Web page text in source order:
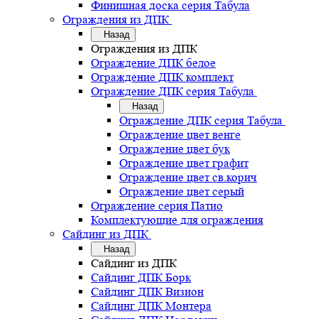
Финишная доска серия Табула
Ограждения из ДПК
Назад
Ограждения из ДПК
Ограждение ДПК белое
Ограждение ДПК комплект
Ограждение ДПК серия Табула
Назад
Ограждение ДПК серия Табула
Ограждение цвет венге
Ограждение цвет бук
Ограждение цвет графит
Ограждение цвет св.корич
Ограждение цвет серый
Ограждение серия Патио
Комплектующие для ограждения
Сайдинг из ДПК
Назад
Сайдинг из ДПК
Сайдинг ДПК Борк
Сайдинг ДПК Визион
Сайдинг ДПК Монтера